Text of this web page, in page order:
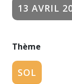
13 AVRIL
Thème
SOL